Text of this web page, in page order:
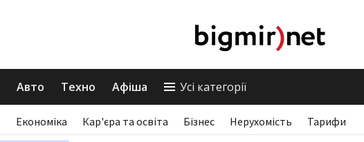
Авто Техно Афіша Усі категорії
Економіка Кар'єра та освіта Бізнес Нерухомість Тарифи